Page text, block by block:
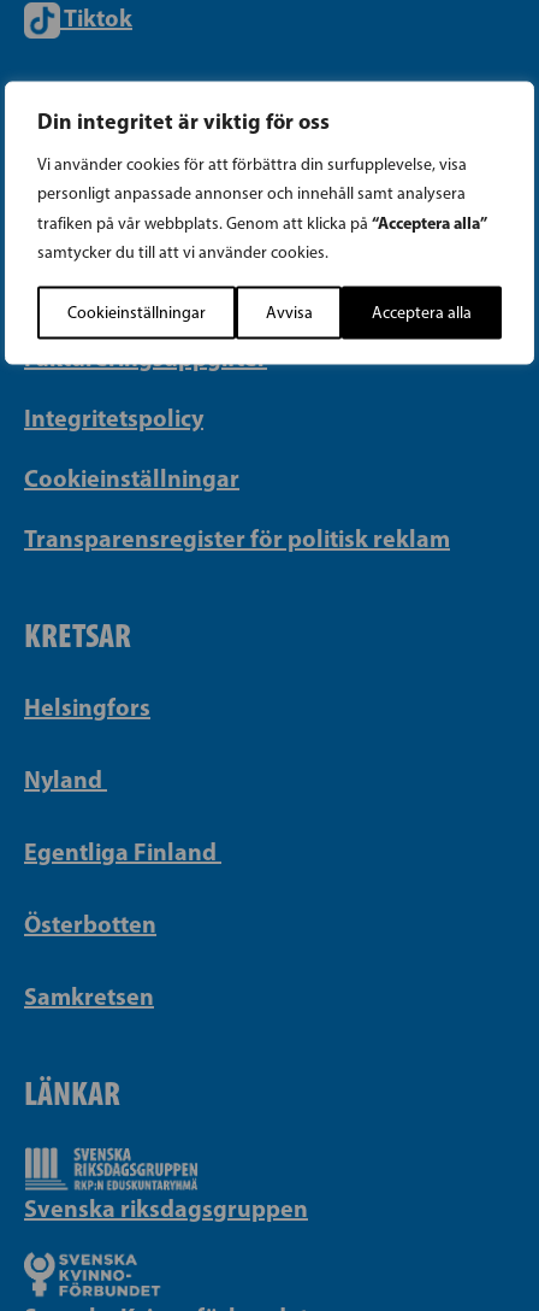
Din integritet är viktig för oss
Vi använder cookies för att förbättra din surfupplevelse, visa
personligt anpassade annonser och innehåll samt analysera
trafiken på vår webbplats. Genom att klicka på “Acceptera alla”
samtycker du till att vi använder cookies.
Cookieinställningar Avvisa Acceptera alla
Tiktok
PARTIKANSLIET
Telefon (09) 693 070
PB 430, 00101 Helsingfors
Georgsgatan 27, 00100 Helsingfors
info@sfp.fi
Faktureringsuppgifter
Integritetspolicy
Cookieinställningar
Transparensregister för politisk reklam
KRETSAR
Helsingfors
Nyland
Egentliga Finland
Österbotten
Samkretsen
LÄNKAR
Svenska riksdagsgruppen